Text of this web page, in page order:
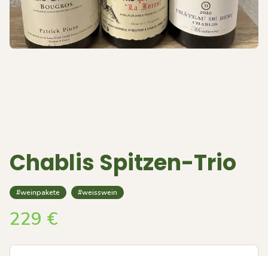
Chablis Spitzen-Trio
#weinpakete #weisswein
229 €